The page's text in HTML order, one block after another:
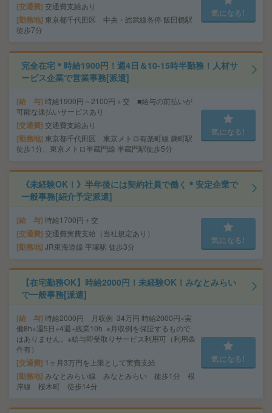
交通費 交通費支給あり
勤務地 東京都千代田区 中央・総武線各停 飯田橋駅
徒歩7分
気になる!
完全在宅＊時給1900円！週4日＆10-15時半勤務！人材サ
ービス企業で営業事務[派遣]
給 与 時給1900円～2100円＋交 ■給与の前払いが
可能な速払いサービスあり
交通費 交通費支給あり
勤務地 東京都千代田区 東京メトロ有楽町線 麹町駅
徒歩1分、東京メトロ半蔵門線 半蔵門駅徒歩5分
気になる!
《未経験OK！》半年後には契約社員で働く＊安定企業で
一般事務[紹介予定派遣]
給 与 時給1700円＋交
交通費 交通費実費支給（当社規定あり）
勤務地 JR東海道線 平塚駅 徒歩3分
気になる!
【在宅勤務OK】時給2000円！未経験OK！みなとみらい
で一般事務[派遣]
給 与 時給2000円 月収例 34万円 時給2000円×実
働8h×週5日×4週+残業10h ※月収例を保証するもので
はありません。※給与即受取りサービス利用可（利用条
件有）
交通費 1ヶ月3万円を上限として実費支給
勤務地 みなとみらい線 みなとみらい 徒歩1分 根
岸線 桜木町 徒歩14分
気になる!